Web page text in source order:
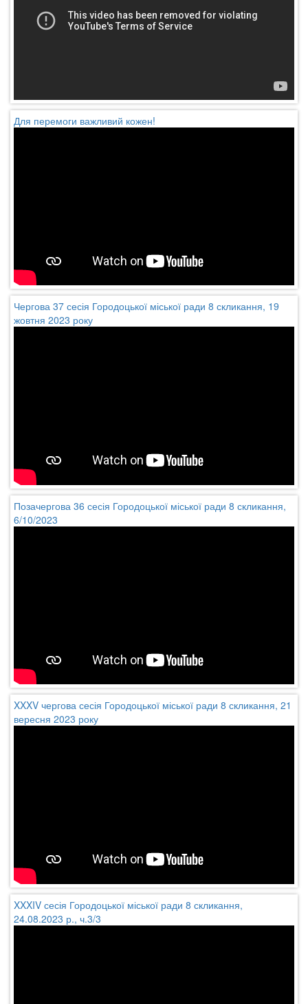
Для перемоги важливий кожен!
Чергова 37 сесія Городоцької міської ради 8 скликання, 19
жовтня 2023 року
Позачергова 36 сесія Городоцької міської ради 8 скликання,
6/10/2023
XXXV чергова сесія Городоцької міської ради 8 скликання, 21
вересня 2023 року
XXXIV сесія Городоцької міської ради 8 скликання,
24.08.2023 р., ч.3/3